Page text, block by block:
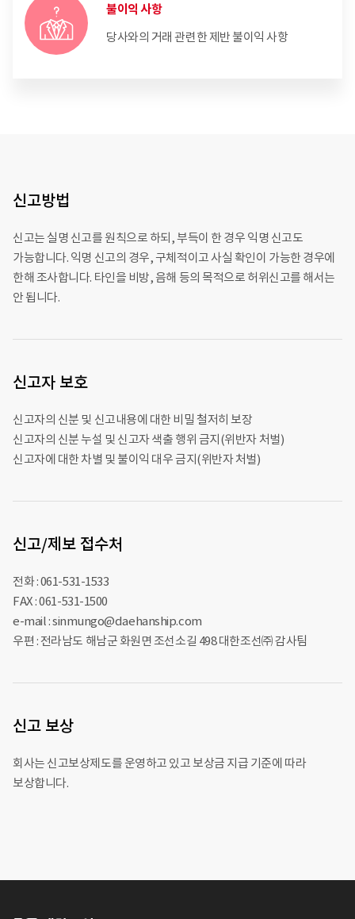
불이익 사항
당사와의 거래 관련한 제반 불이익 사항
신고방법
신고는 실명 신고를 원칙으로 하되, 부득이 한 경우 익명 신고도
가능합니다. 익명 신고의 경우, 구체적이고 사실 확인이 가능한 경우에
한해 조사합니다. 타인을 비방, 음해 등의 목적으로 허위신고를 해서는
안 됩니다.
신고자 보호
신고자의 신분 및 신고내용에 대한 비밀 철저히 보장
신고자의 신분 누설 및 신고자 색출 행위 금지(위반자 처벌)
신고자에 대한 차별 및 불이익 대우 금지(위반자 처벌)
신고/제보 접수처
전화 : 061-531-1533
FAX : 061-531-1500
e-mail : sinmungo@daehanship.com
우편 : 전라남도 해남군 화원면 조선소길 498 대한조선㈜ 감사팀
신고 보상
회사는 신고보상제도를 운영하고 있고 보상금 지급 기준에 따라
보상합니다.